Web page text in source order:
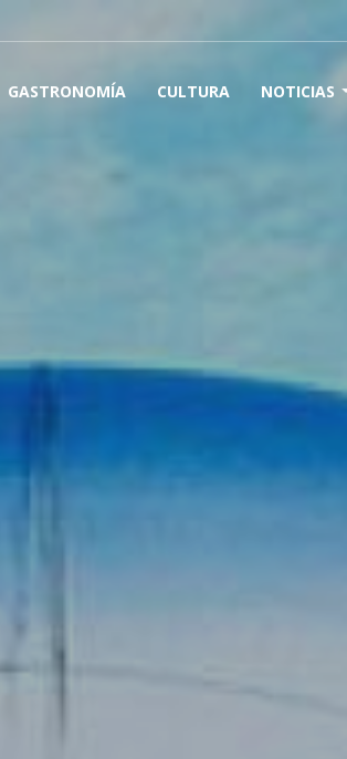
GASTRONOMÍA CULTURA NOTICIAS